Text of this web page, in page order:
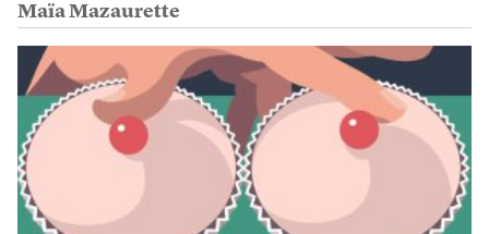
Maïa Mazaurette